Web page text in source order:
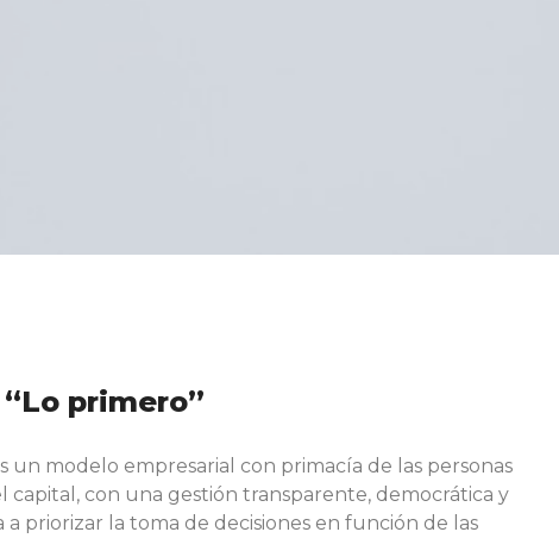
primero”
un modelo empresarial con primacía de las personas
capital, con una gestión transparente, democrática y
priorizar la toma de decisiones en función de las